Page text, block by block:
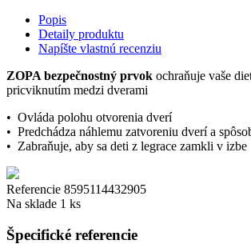
Popis
Detaily produktu
Napíšte vlastnú recenziu
ZOPA bezpečnostný prvok ochraňuje vaše
pricviknutím medzi dverami
• Ovláda polohu otvorenia dverí
• Predchádza náhlemu zatvoreniu dverí a
• Zabraňuje, aby sa deti z legrace zamkli v izbe
Referencie 8595114432905
Na sklade 1 ks
Špecifické referencie